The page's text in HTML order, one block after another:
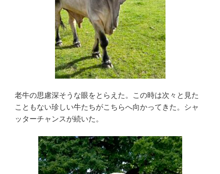
老牛の思慮深そうな眼をとらえた。この時は次々と見た
こともない珍しい牛たちがこちらへ向かってきた。シャ
ッターチャンスが続いた。